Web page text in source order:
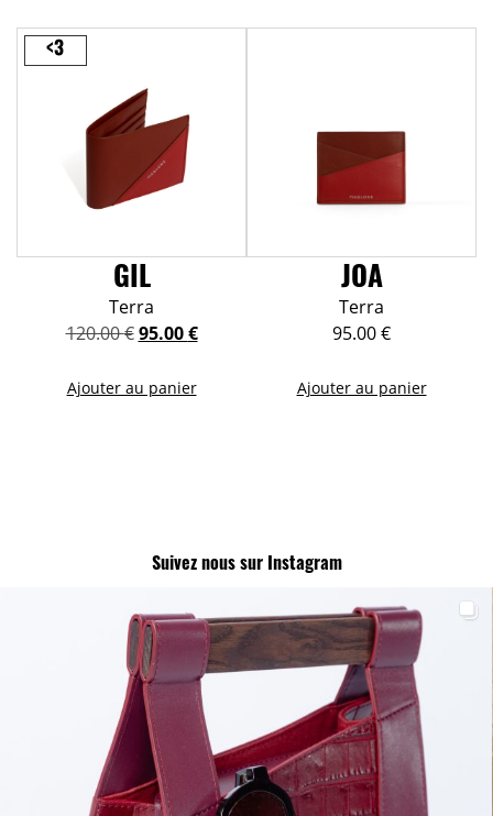
<3
GIL
Terra
120.00€ Le
initial
95.00€Le
actuel
Ajouter au panier
JOA
Terra
95.00€
Ajouter au panier
Suivez nous sur Instagram